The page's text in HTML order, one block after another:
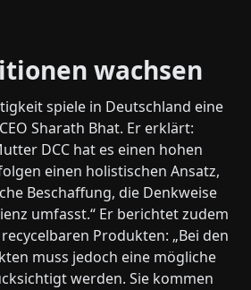
wachsen
spiele in Deutschland eine
Sharath Bhat. Er erklärt:
DCC hat es einen hohen
einen holistischen Ansatz,
Beschaffung, die Denkweise
umfasst.“ Er berichtet zudem
Produkten: „Bei den
muss jedoch eine mögliche
werden. Sie kommen